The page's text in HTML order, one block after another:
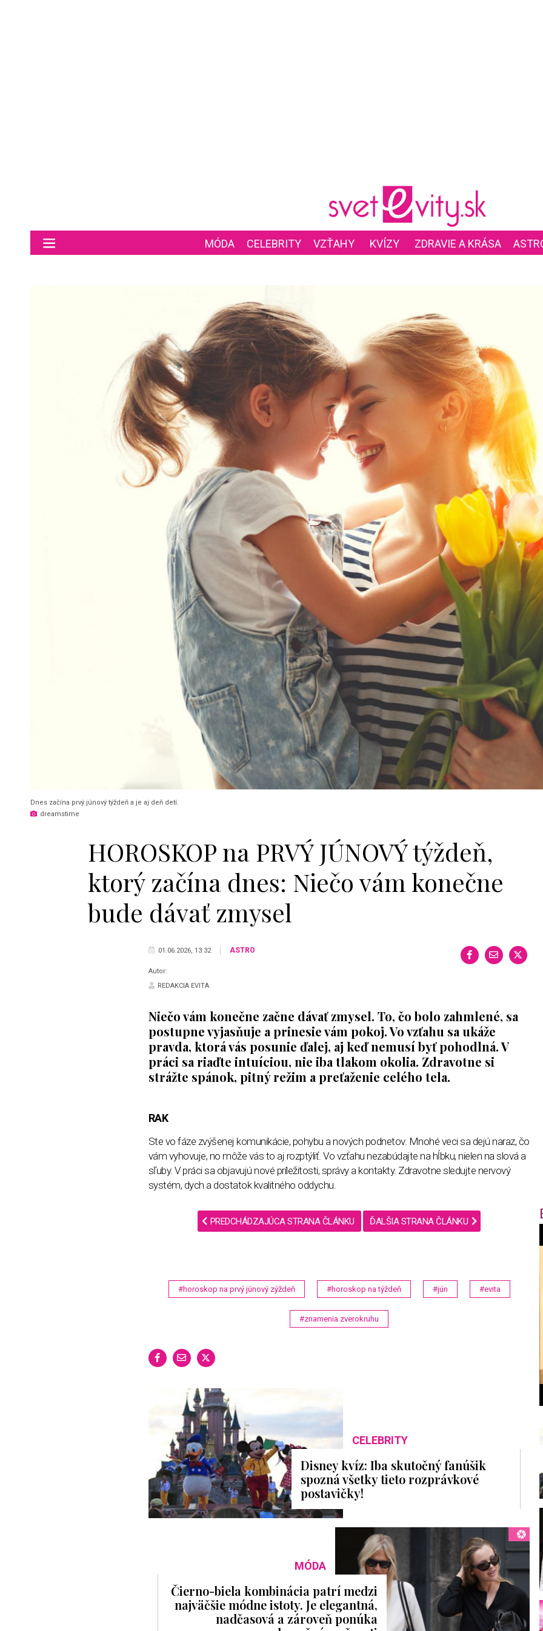
MÓDA CELEBRITY VZŤAHY KVÍZY ZDRAVIE A KRÁSA
Dnes začína prvý júnový týždeň a je aj deň detí.
dreamstime
HOROSKOP na PRVÝ JÚNOVÝ týždeň,
ktorý začína dnes: Niečo vám konečne
bude dávať zmysel
01.06.2026, 13:32 ASTRO
Autor:
REDAKCIA EVITA
Niečo vám konečne začne dávať zmysel. To, čo bolo zahmlené, sa
postupne vyjasňuje a prinesie vám pokoj. Vo vzťahu sa ukáže
pravda, ktorá vás posunie ďalej, aj keď nemusí byť pohodlná. V
práci sa riaďte intuíciou, nie iba tlakom okolia. Zdravotne si
strážte spánok, pitný režim a preťaženie celého tela.
RAK
Ste vo fáze zvýšenej komunikácie, pohybu a nových podnetov. Mnohé veci sa dejú naraz, čo
vám vyhovuje, no môže vás to aj rozptýliť. Vo vzťahu nezabúdajte na hĺbku, nielen na slová a
sľuby. V práci sa objavujú nové príležitosti, správy a kontakty. Zdravotne sledujte nervový
systém, dych a dostatok kvalitného oddychu.
PREDCHÁDZAJÚCA STRANA ČLÁNKU ĎALŠIA STRANA ČLÁNKU
#horoskop na prvý júnový zýždeň #horoskop na týždeň #jún #evita
#znamenia zverokruhu
CELEBRITY
Disney kvíz: Iba skutočný fanúšik
spozná všetky tieto rozprávkové
postavičky!
MÓDA
Čierno-biela kombinácia patrí medzi
najväčšie módne istoty. Je elegantná,
nadčasová a zároveň ponúka
f
u
s